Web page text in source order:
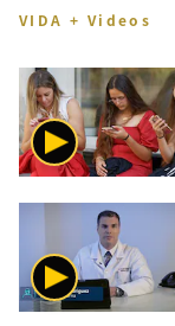
VIDA + Videos